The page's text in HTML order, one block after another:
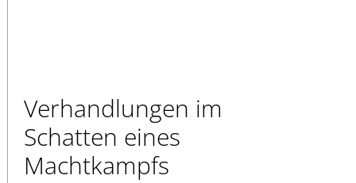
Verhandlungen im
Schatten eines
Machtkampfs